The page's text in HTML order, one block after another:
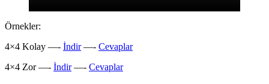
Örnekler:
4×4 Kolay —- İndir—- Cevaplar
4×4 Zor —- İndir—- Cevaplar